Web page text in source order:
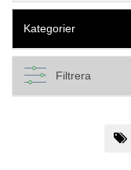
Kategorier
Filtrera